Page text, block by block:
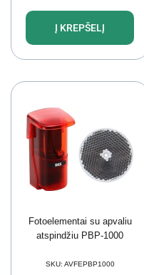
Į KREPŠELĮ
Fotoelementai su apvaliu
atspindžiu PBP-1000
SKU: AVFEPBP1000